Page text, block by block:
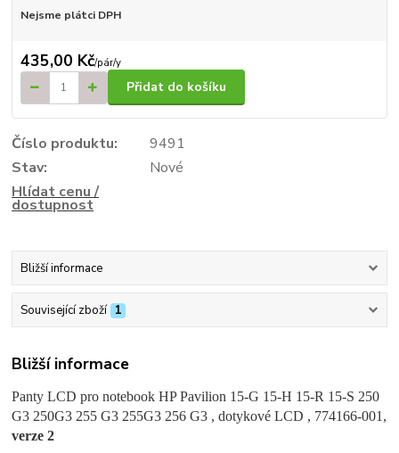
Nejsme plátci DPH
435,00 Kč/pár/y
Přidat do košíku
Číslo produktu:
9491
Stav:
Nové
Hlídat cenu /
dostupnost
Bližší informace
Související zboží 1
Bližší informace
Panty LCD pro notebook HP Pavilion 15-G 15-H 15-R 15-S 250
G3 250G3 255 G3 255G3 256 G3 , dotykové LCD , 774166-001,
verze 2